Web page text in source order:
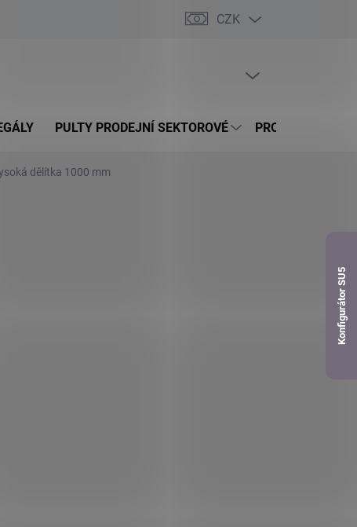
CZK
PULTY PRODEJNÍ SEKTOROVÉ PROSKLENÉ
dělítka 1000 mm
Konfigurátor SU5